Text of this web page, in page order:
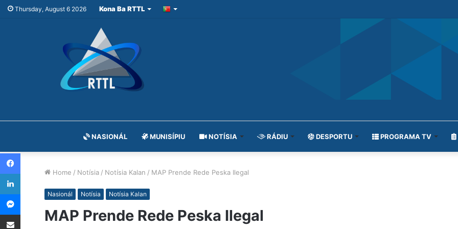
Thursday, August 6 2026 Kona Ba RTTL
NASIONÁL MUNISÍPIU NOTÍSIA RÁDIU DESPORTU PROGRAMA TV
Home / Notísia / Notísia Kalan / MAP Prende Rede Peska Ilegal
Nasionál Notísia Notísia Kalan
MAP Prende Rede Peska Ilegal
Facebook
LinkedIn
Messenger